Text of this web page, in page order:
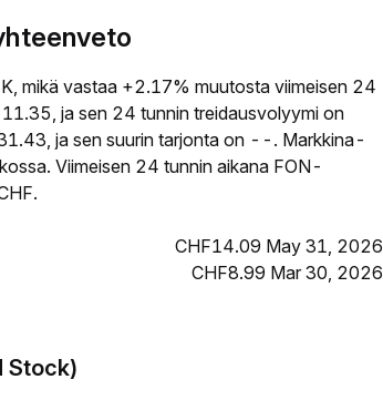
mikä vastaa +2.17% muutosta viimeisen 24
ja sen 24 tunnin treidausvolyymi on
ja sen suurin tarjonta on --. Markkina-
Viimeisen 24 tunnin aikana FON-
CHF14.09 May 31, 2026
CHF8.99 Mar 30, 2026
Stock)